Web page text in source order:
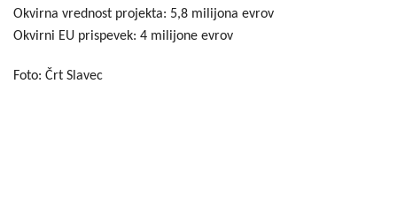
Okvirna vrednost projekta: 5,8 milijona evrov
Okvirni EU prispevek: 4 milijone evrov
Foto: Črt Slavec